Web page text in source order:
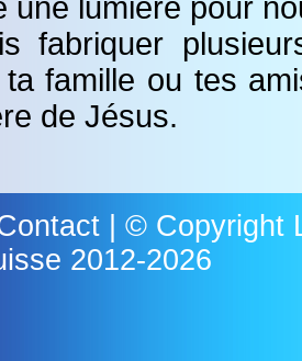
une lumière pour
fabriquer
famille ou tes
de Jésus.
| © Copyright
2012-2026